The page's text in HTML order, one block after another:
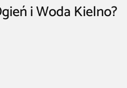
i Woda Kielno?